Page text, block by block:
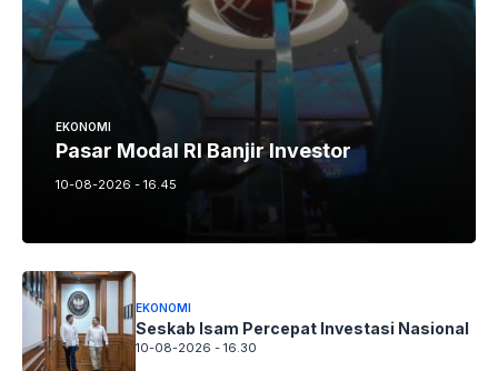
EKONOMI
Pasar Modal RI Banjir Investor
10-08-2026 - 16.45
EKONOMI
Seskab Isam Percepat Investasi Nasional
10-08-2026 - 16.30